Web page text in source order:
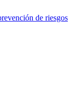
de riesgos